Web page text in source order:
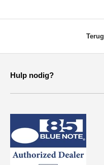
Hulp nodig?